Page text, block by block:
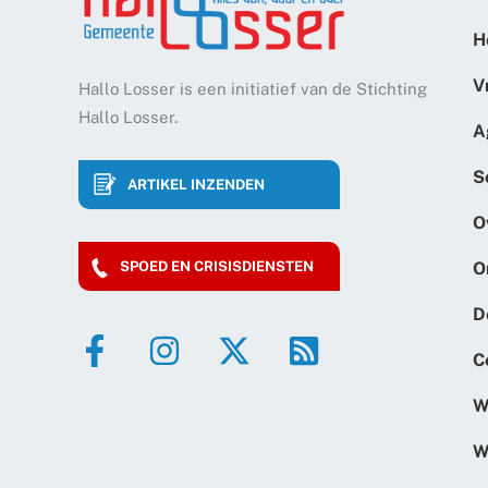
Hallo Losser is een initiatief van de Stichting
Hallo Losser.
ARTIKEL INZENDEN
SPOED EN CRISISDIENSTEN